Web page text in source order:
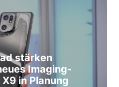
stärken
Imaging-
in Planung